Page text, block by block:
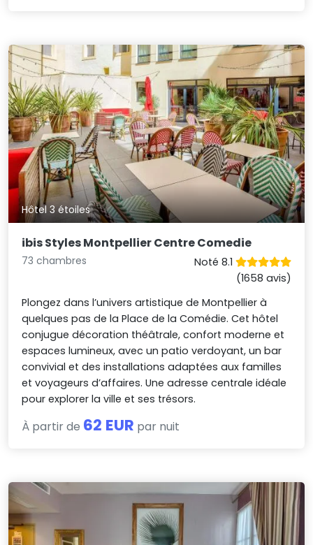
Hôtel 3 étoiles
ibis Styles Montpellier Centre Comedie
73 chambres
Noté 8.1
(1658 avis)
Plongez dans l’univers artistique de Montpellier à
quelques pas de la Place de la Comédie. Cet hôtel
conjugue décoration théâtrale, confort moderne et
espaces lumineux, avec un patio verdoyant, un bar
convivial et des installations adaptées aux familles
et voyageurs d’affaires. Une adresse centrale idéale
pour explorer la ville et ses trésors.
À partir de 62 EUR par nuit